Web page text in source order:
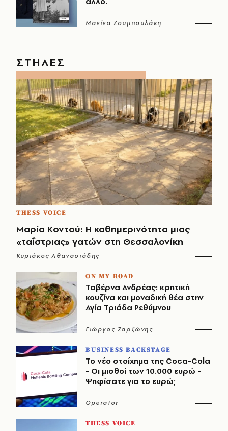
Μανίνα Ζουμπουλάκη
ΣΤΗΛΕΣ
THESS VOICE
Μαρία Κοντού: Η καθημερινότητα μιας
«ταΐστριας» γατών στη Θεσσαλονίκη
Κυριάκος Αθανασιάδης
ON MY ROAD
Ταβέρνα Ανδρέας: κρητική
κουζίνα και μοναδική θέα στην
Αγία Τριάδα Ρεθύμνου
Γιώργος Ζαρζώνης
BUSINESS BACKSTAGE
Το νέο στοίχημα της Coca-Cola
- Οι μισθοί των 10.000 ευρώ -
Ψηφίσατε για το ευρώ;
Operator
THESS VOICE